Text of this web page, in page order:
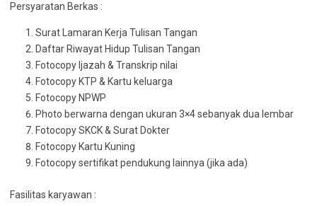
Persyaratan Berkas :
Surat Lamaran Kerja Tulisan Tangan
Daftar Riwayat Hidup Tulisan Tangan
Fotocopy Ijazah & Transkrip nilai
Fotocopy KTP & Kartu keluarga
Fotocopy NPWP
Photo berwarna dengan ukuran 3×4 sebanyak dua lembar
Fotocopy SKCK & Surat Dokter
Fotocopy Kartu Kuning
Fotocopy sertifikat pendukung lainnya (jika ada)
Fasilitas karyawan :